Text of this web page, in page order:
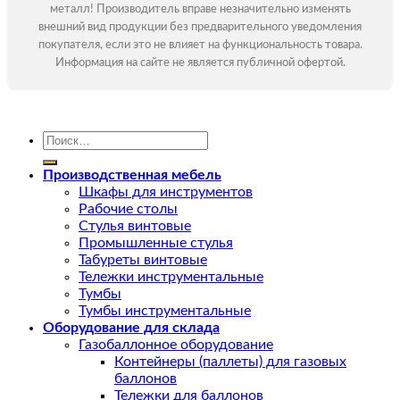
металл! Производитель вправе незначительно изменять
внешний вид продукции без предварительного уведомления
покупателя, если это не влияет на функциональность товара.
Информация на сайте не является публичной офертой.
Искать:
Производственная мебель
Шкафы для инструментов
Рабочие столы
Стулья винтовые
Промышленные стулья
Табуреты винтовые
Тележки инструментальные
Тумбы
Тумбы инструментальные
Оборудование для склада
Газобаллонное оборудование
Контейнеры (паллеты) для газовых
баллонов
Тележки для баллонов